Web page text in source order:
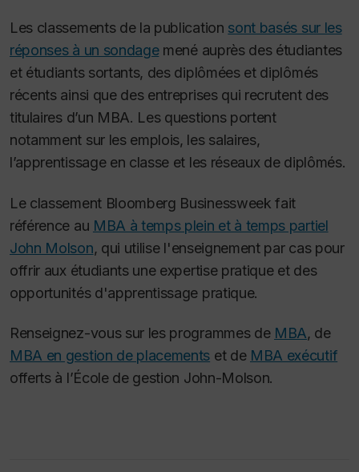
Les classements de la publication sont basés sur les
réponses à un sondagemené auprès des étudiantes
et étudiants sortants, des diplômées et diplômés
récents ainsi que des entreprises qui recrutent des
titulaires d’un MBA. Les questions portent
notamment sur les emplois, les salaires,
l’apprentissage en classe et les réseaux de diplômés.
Le classement Bloomberg Businessweek fait
référence au MBA à temps plein et à temps partiel
John Molson, qui utilise l'enseignement par cas pour
offrir aux étudiants une expertise pratique et des
opportunités d'apprentissage pratique.
Renseignez-vous sur les programmes de MBA, de
MBA en gestion de placements et de MBA exécutif
offerts à l’École de gestion John-Molson.